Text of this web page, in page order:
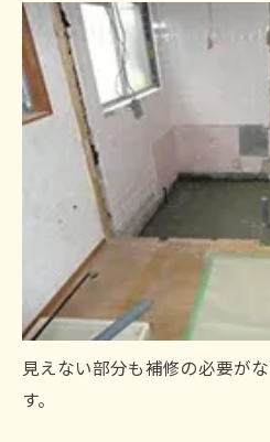
見えない部分も補修の必要が
す。